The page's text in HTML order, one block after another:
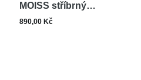
MOISS stříbrný
příspěvek SRDCE
890,00 Kč